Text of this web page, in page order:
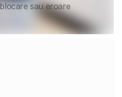
sau eroare